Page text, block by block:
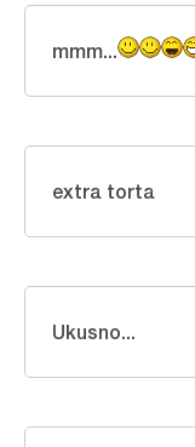
mmm...
extra torta
Ukusno...